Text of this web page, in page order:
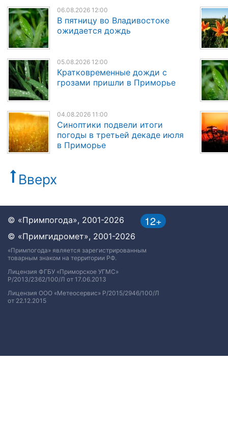
06.08.2026 12:00
В пятницу во Владивостоке
ожидается дождь
05.08.2026 12:00
Кратковременные дожди с
грозами пришли в Приморье
04.08.2026 11:00
Синоптики подвели итоги
погоды в третьей декаде июля
в Приморье
Вверх
12+
© «Примпогода», 2001-2026
© «Примгидромет», 2001-2026
«Примпогода» является зарегистрированным
товарным знаком на территории РФ.
Лицензия ФГБУ «Приморское УГМС»
Р/2013/2362/100/Л от 17.06.2013
Лицензия ООО «Метеосервис» Р/2015/2946/100/Л
от 22.12.2015